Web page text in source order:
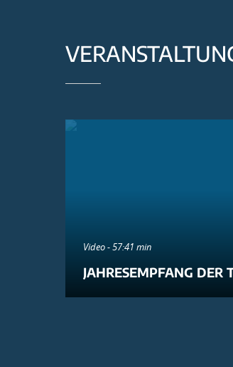
Video - 57:41 min
JAHRESEMPFANG DER